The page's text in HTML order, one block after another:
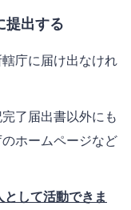
出する
庁に届け出なけれ
了届出書以外にも
ホームページなど
して活動できま